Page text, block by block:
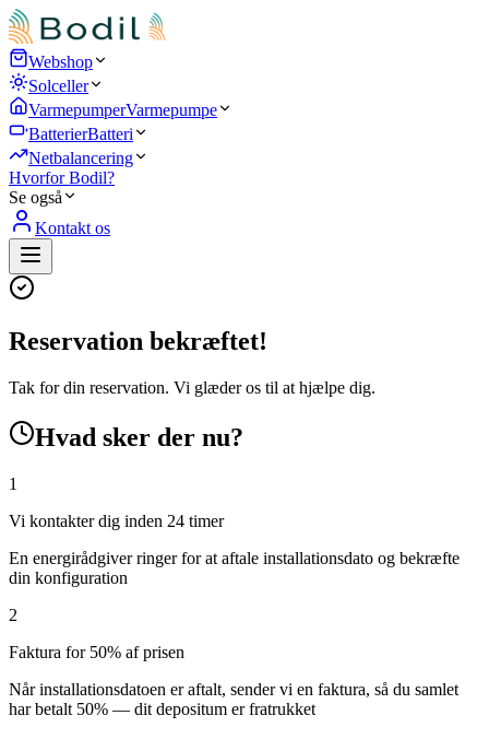
Webshop
Solceller
VarmepumperVarmepumpe
BatterierBatteri
Netbalancering
Hvorfor Bodil?
Se også
Kontakt os
Reservation bekræftet!
Tak for din reservation. Vi glæder os til at hjælpe dig.
Hvad sker der nu?
1
Vi kontakter dig inden 24 timer
En energirådgiver ringer for at aftale installationsdato og bekræfte
din konfiguration
2
Faktura for 50% af prisen
Når installationsdatoen er aftalt, sender vi en faktura, så du samlet
har betalt 50% — dit depositum er fratrukket